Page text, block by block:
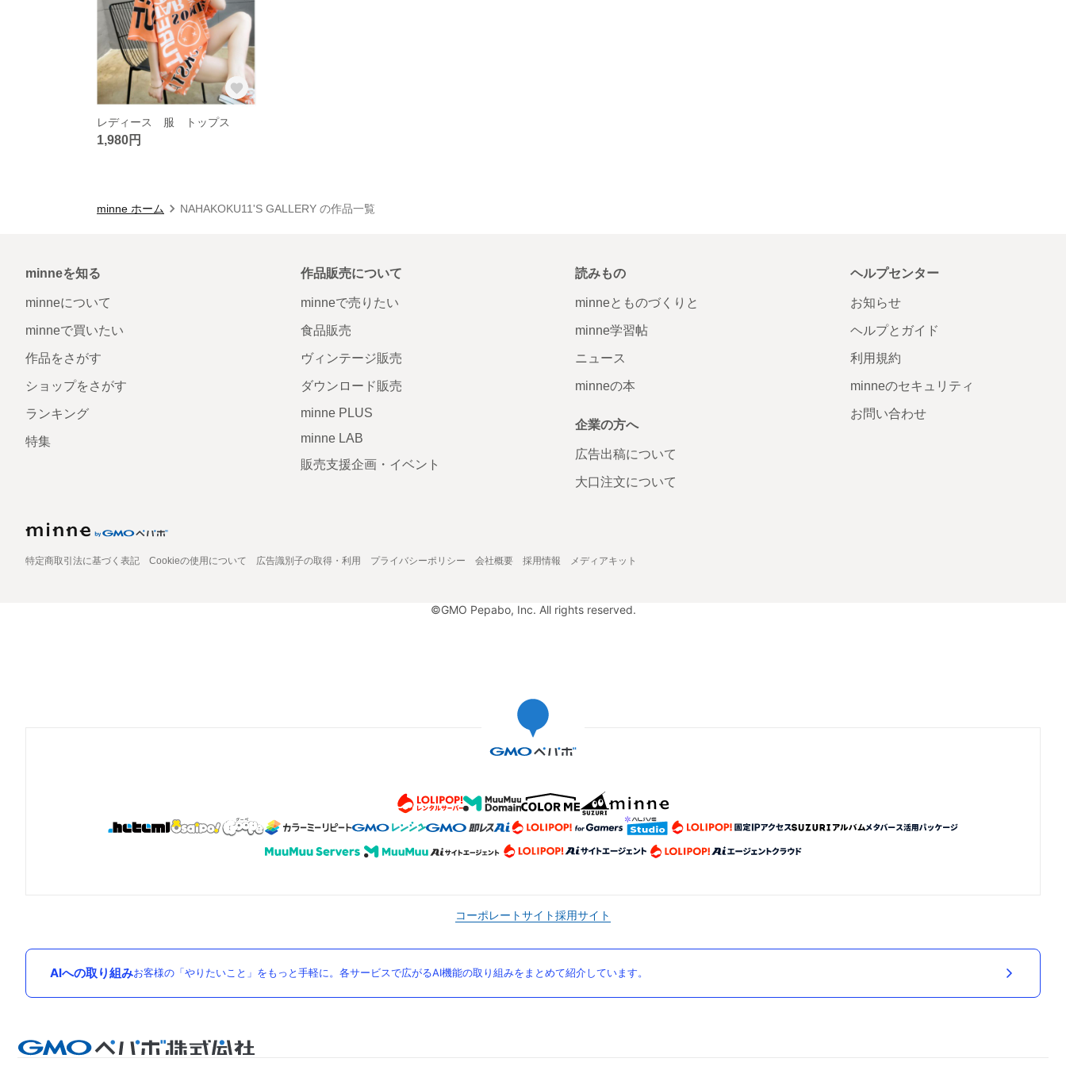
レディース 服 トップス
1,980円
minne ホーム NAHAKOKU11'S GALLERY の作品一覧
minneを知る
minneについて
minneで買いたい
作品をさがす
ショップをさがす
ランキング
特集
作品販売について
minneで売りたい
食品販売
ヴィンテージ販売
ダウンロード販売
minne PLUS
minne LAB
販売支援企画・イベント
読みもの
minneとものづくりと
minne学習帖
ニュース
minneの本
企業の方へ
広告出稿について
大口注文について
ヘルプセンター
お知らせ
ヘルプとガイド
利用規約
minneのセキュリティ
お問い合わせ
特定商取引法に基づく表記 Cookieの使用について 広告識別子の取得・利用 プライバシーポリシー 会社概要 採用情報 メディアキット
©GMO Pepabo, Inc. All rights reserved.
コーポレートサイト採用サイト
AIへの取り組みお客様の「やりたいこと」をもっと手軽に。各サービスで広がるAI機能の取り組みをまとめて紹介しています。